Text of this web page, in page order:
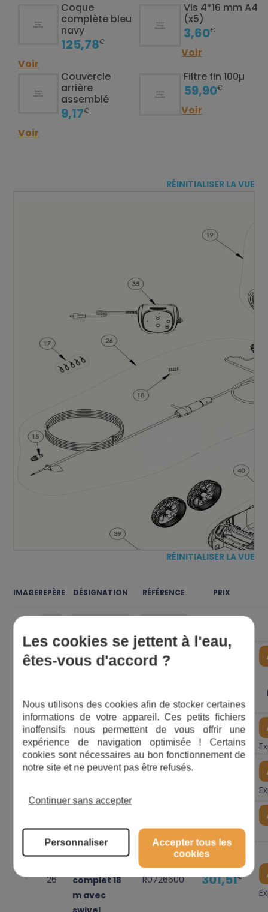
Coque
complète bleu
navy
125,78€
Voir
Vis 4*16 mm A4
(x5)
3,60€
Voir
Couvercle
arrière
assemblé
9,17€
Voir
Filtre fin 100µ
59,90€
Voir
RÉINITIALISER LA VUE
RÉINITIALISER LA VUE
IMAGEREPÈRE DÉSIGNATION RÉFÉRENCE PRIX
36
Bloc
moteur
R0867700 347,74€
Brosses
4 pts
26
complet 18
m avec
R0726600 301,51€
Les cookies se jettent à l'eau,
êtes-vous d'accord ?
Nous utilisons des cookies afin de stocker certaines
informations de votre appareil. Ces petits fichiers
inoffensifs nous permettent de vous offrir une
expérience de navigation optimisée ! Certains
cookies sont nécessaires au bon fonctionnement de
notre site et ne peuvent pas être refusés.
Continuer sans accepter
Personnaliser
Accepter tous les
cookies